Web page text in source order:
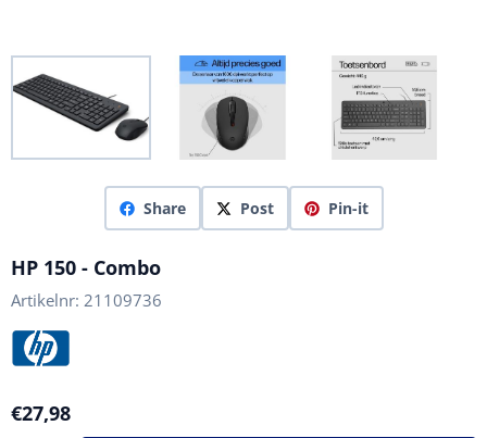
Share Post Pin-it
HP 150 - Combo
Artikelnr: 21109736
€27,98